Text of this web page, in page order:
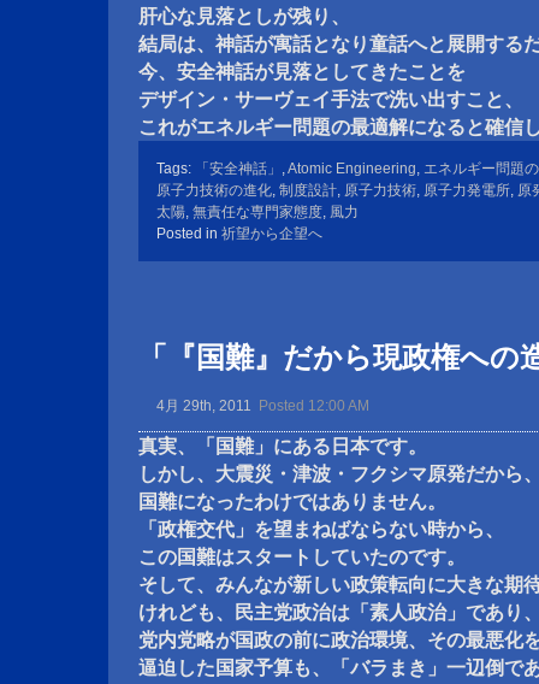
肝心な見落としが残り、
結局は、神話が寓話となり童話へと展開する
今、安全神話が見落としてきたことを
デザイン・サーヴェイ手法で洗い出すこと、
これがエネルギー問題の最適解になると確信
Tags: 「安全神話」 ,Atomic Engineering, エネルギー問題
原子力技術の進化, 制度設計, 原子力技術, 原子力発電所, 原
太陽, 無責任な専門家態度, 風力
Posted in 祈望から企望へ
「『国難』だから現政権への
4月 29th, 2011 Posted 12:00 AM
真実、「国難」にある日本です。
しかし、大震災・津波・フクシマ原発だから
国難になったわけではありません。
「政権交代」を望まねばならない時から、
この国難はスタートしていたのです。
そして、みんなが新しい政策転向に大きな期
けれども、民主党政治は「素人政治」であり
党内党略が国政の前に政治環境、その最悪化
逼迫した国家予算も、「バラまき」一辺倒で